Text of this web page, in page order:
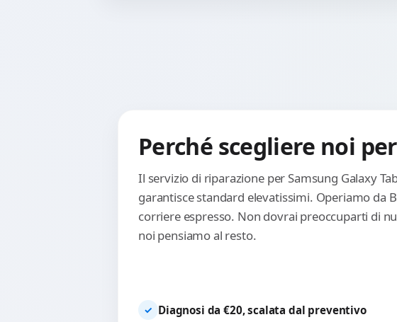
Perché scegliere noi
Il servizio di riparazione per Samsung Galaxy
garantisce standard elevatissimi. Operiamo da
corriere espresso. Non dovrai preoccuparti di
noi pensiamo al resto.
✓ Diagnosi da €20, scalata dal preventivo